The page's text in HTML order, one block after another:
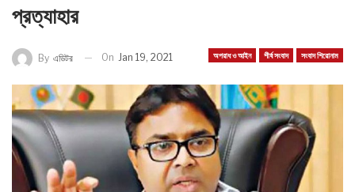
প্রত্যাহার
অপরাধ ও আইন শীর্ষ সংবাদ সংবাদ শিরোনাম
By এডিটর On Jan 19, 2021